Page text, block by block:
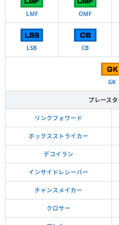
LMF OMF
LSB CB
GK
プレース
リンクフォワード
ボックスストライカー
デコイラン
インサイドレシーバー
チャンスメイカー
クロサー